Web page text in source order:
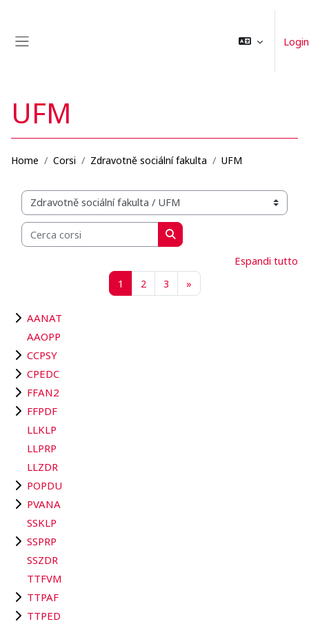
Login
UFM
Home Corsi Zdravotně sociální fakulta UFM
Categorie di corso
Cerca corsi
Cerca corsi
Espandi tutto
1 Pagina 1
2Pagina 2
3Pagina 3
»Pagina successiva
AANAT
AAOPP
CCPSY
CPEDC
FFAN2
FFPDF
LLKLP
LLPRP
LLZDR
POPDU
PVANA
SSKLP
SSPRP
SSZDR
TTFVM
TTPAF
TTPED